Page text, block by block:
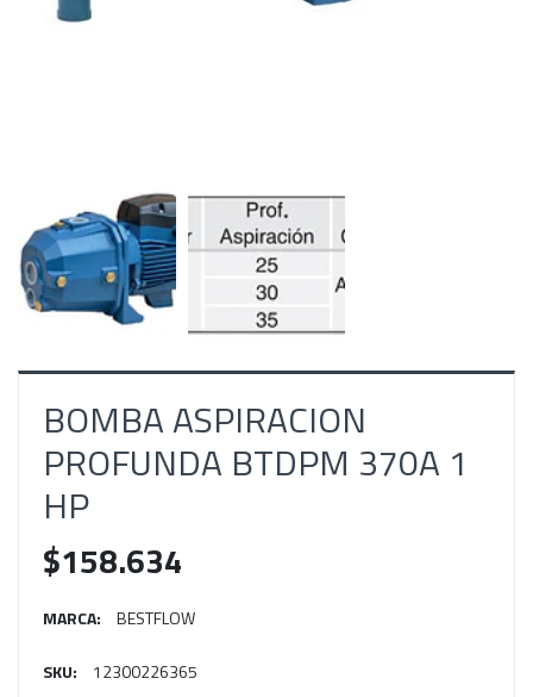
BOMBA ASPIRACION
PROFUNDA BTDPM 370A 1
HP
$158.634
MARCA: BESTFLOW
SKU: 12300226365